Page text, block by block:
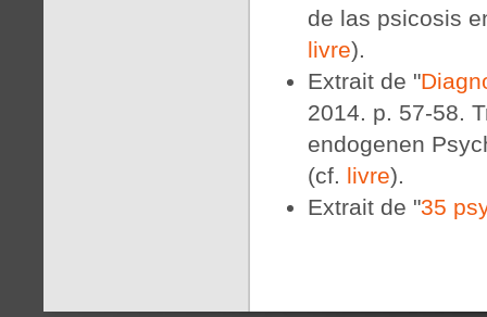
de las psicosis
livre).
Extrait de "
2014. p. 57-58.
endogenen
(cf. livre).
Extrait de "35